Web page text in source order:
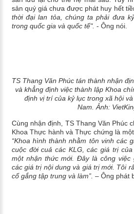
sản quý giá chưa được phát huy hết
thời đại lan tỏa, chúng ta phải đưa
trong quốc gia và quốc tế". - Ông nói.
TS Thang Văn Phúc tán thành nhận
và khẳng định việc thành lập Khoa
định vị trí của kỷ lục trong xã hội
Nam. Ảnh:
Cùng nhận định, TS Thang Văn Phúc
Khoa Thực hành và Thực chứng là
“Khoa hình thành nhằm tôn vinh các
cuộc đời cuả các KLG, các giá trị
một nhận thức mới. Đây là công việc
các giá trị nội dung và giá trị mới. Tôi
cố gắng tập trung và làm”. – Ông phát